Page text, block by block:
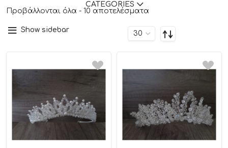
CATEGORIES
Προβάλλονται όλα - 10 αποτελέσματα
Show sidebar